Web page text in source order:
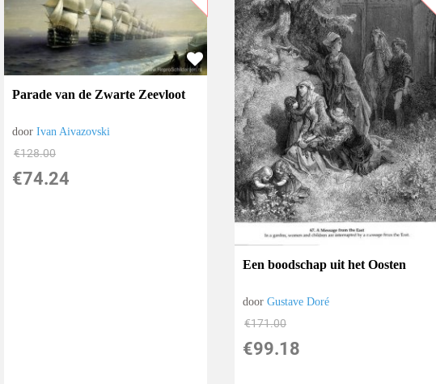
Parade van de Zwarte Zeevloot
doorIvan Aivazovski
€128.00
€74.24
Een boodschap uit het Oosten
doorGustave Doré
€171.00
€99.18